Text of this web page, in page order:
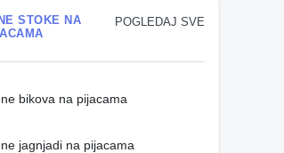
POGLEDAJ SVE
STOKE NA
bikova na pijacama
jagnjadi na pijacama